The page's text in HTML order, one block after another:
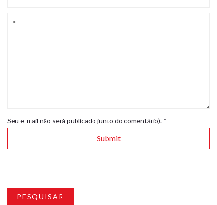
Seu e-mail não será publicado junto do comentário). *
PESQUISAR